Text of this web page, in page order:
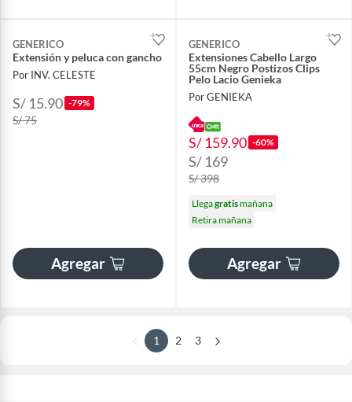
GENERICO
Extensión y peluca con gancho
Por INV. CELESTE
S/ 15.90 -79%
S/ 75
Agregar
GENERICO
Extensiones Cabello Largo
55cm Negro Postizos Clips
Pelo Lacio Genieka
Por GENIEKA
S/ 159.90 -60%
S/ 169
S/ 398
Llegagratismañana
Retira mañana
Agregar
1 2 3